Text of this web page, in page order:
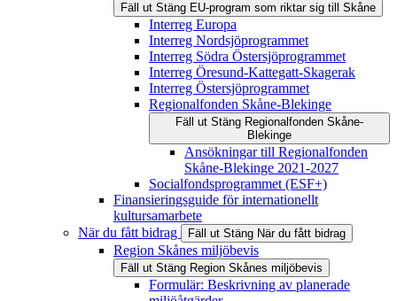
Fäll ut Stäng EU-program som riktar sig till Skåne
Interreg Europa
Interreg Nordsjöprogrammet
Interreg Södra Östersjöprogrammet
Interreg Öresund-Kattegatt-Skagerak
Interreg Östersjöprogrammet
Regionalfonden Skåne-Blekinge
Fäll ut Stäng Regionalfonden Skåne-
Blekinge
Ansökningar till Regionalfonden
Skåne-Blekinge 2021-2027
Socialfondsprogrammet (ESF+)
Finansieringsguide för internationellt
kultursamarbete
När du fått bidrag
Fäll ut Stäng När du fått bidrag
Region Skånes miljöbevis
Fäll ut Stäng Region Skånes miljöbevis
Formulär: Beskrivning av planerade